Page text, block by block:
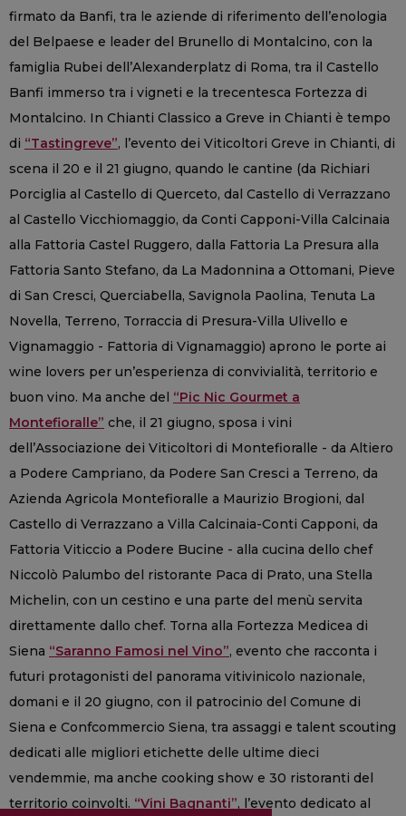
firmato da Banfi, tra le aziende di riferimento dell’enologia
del Belpaese e leader del Brunello di Montalcino, con la
famiglia Rubei dell’Alexanderplatz di Roma, tra il Castello
Banfi immerso tra i vigneti e la trecentesca Fortezza di
Montalcino. In Chianti Classico a Greve in Chianti è tempo
di “Tastingreve”, l’evento dei Viticoltori Greve in Chianti, di
scena il 20 e il 21 giugno, quando le cantine (da Richiari
Porciglia al Castello di Querceto, dal Castello di Verrazzano
al Castello Vicchiomaggio, da Conti Capponi-Villa Calcinaia
alla Fattoria Castel Ruggero, dalla Fattoria La Presura alla
Fattoria Santo Stefano, da La Madonnina a Ottomani, Pieve
di San Cresci, Querciabella, Savignola Paolina, Tenuta La
Novella, Terreno, Torraccia di Presura-Villa Ulivello e
Vignamaggio - Fattoria di Vignamaggio) aprono le porte ai
wine lovers per un’esperienza di convivialità, territorio e
buon vino. Ma anche del “Pic Nic Gourmet a
Montefioralle” che, il 21 giugno, sposa i vini
dell’Associazione dei Viticoltori di Montefioralle - da Altiero
a Podere Campriano, da Podere San Cresci a Terreno, da
Azienda Agricola Montefioralle a Maurizio Brogioni, dal
Castello di Verrazzano a Villa Calcinaia-Conti Capponi, da
Fattoria Viticcio a Podere Bucine - alla cucina dello chef
Niccolò Palumbo del ristorante Paca di Prato, una Stella
Michelin, con un cestino e una parte del menù servita
direttamente dallo chef. Torna alla Fortezza Medicea di
Siena “Saranno Famosi nel Vino”, evento che racconta i
futuri protagonisti del panorama vitivinicolo nazionale,
domani e il 20 giugno, con il patrocinio del Comune di
Siena e Confcommercio Siena, tra assaggi e talent scouting
dedicati alle migliori etichette delle ultime dieci
vendemmie, ma anche cooking show e 30 ristoranti del
territorio coinvolti. “Vini Bagnanti”, l’evento dedicato al